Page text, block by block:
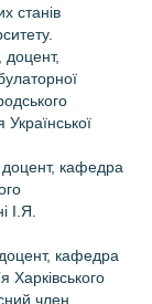
станів
Української
кафедра
I.Я.
кафедра
Харківського
член